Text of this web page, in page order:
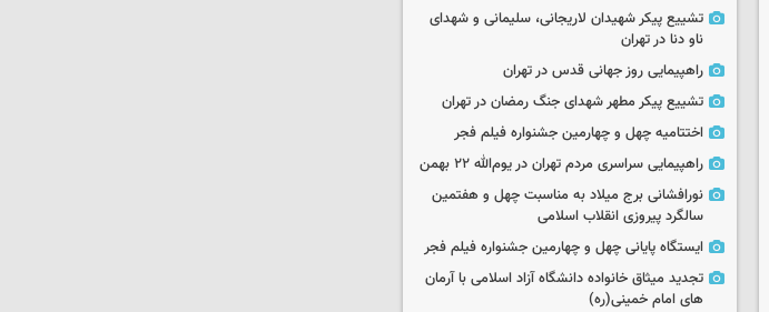
تشییع پیکر شهیدان لاریجانی، سلیمانی و شهدای
ناو دنا در تهران
راهپیمایی روز جهانی قدس در تهران
تشییع پیکر مطهر شهدای جنگ رمضان در تهران
اختتامیه چهل و چهارمین جشنواره فیلم فجر
راهپیمایی سراسری مردم تهران در یوم‌الله ۲۲ بهمن
نورافشانی برج میلاد به مناسبت چهل‌ و هفتمین
سالگرد پیروزی انقلاب اسلامی
ایستگاه پایانی چهل و چهارمین جشنواره فیلم فجر
تجدید میثاق خانواده دانشگاه آزاد اسلامی با آرمان
های امام خمینی(ره)